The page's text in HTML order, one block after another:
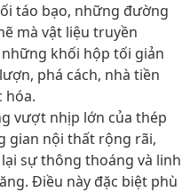
táo bạo, những đường
mà vật liệu truyền
khối hộp tối giản
phá cách, nhà tiền
hóa.
vượt nhịp lớn của thép
gian nội thất rộng rãi,
sự thông thoáng và linh
Điều này đặc biệt phù